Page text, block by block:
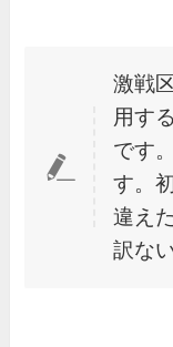
激戦
用す
です
す。
違え
訳な